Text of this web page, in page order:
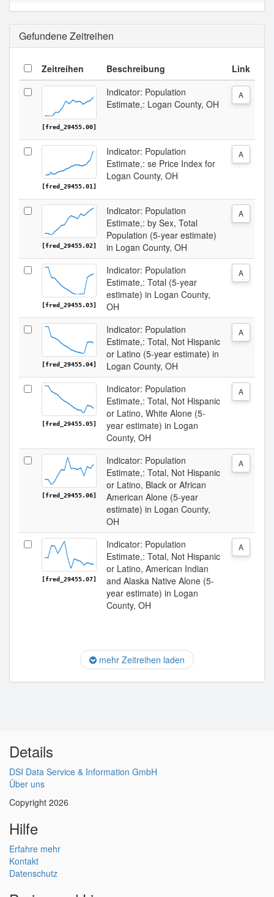
Gefundene Zeitreihen
Zeitreihen Beschreibung Link
[fred_29455.00]
Indicator: Population
Estimate,: Logan County, OH
A
[fred_29455.01]
Indicator: Population
Estimate,: se Price Index for
Logan County, OH
A
[fred_29455.02]
Indicator: Population
Estimate,: by Sex, Total
Population (5-year estimate)
in Logan County, OH
A
[fred_29455.03]
Indicator: Population
Estimate,: Total (5-year
estimate) in Logan County,
OH
A
[fred_29455.04]
Indicator: Population
Estimate,: Total, Not Hispanic
or Latino (5-year estimate) in
Logan County, OH
A
[fred_29455.05]
Indicator: Population
Estimate,: Total, Not Hispanic
or Latino, White Alone (5-
year estimate) in Logan
County, OH
A
[fred_29455.06]
Indicator: Population
Estimate,: Total, Not Hispanic
or Latino, Black or African
American Alone (5-year
estimate) in Logan County,
OH
A
[fred_29455.07]
Indicator: Population
Estimate,: Total, Not Hispanic
or Latino, American Indian
and Alaska Native Alone (5-
year estimate) in Logan
County, OH
A
mehr Zeitreihen laden
Details
DSI Data Service & Information GmbH
Über uns
Copyright 2026
Hilfe
Erfahre mehr
Kontakt
Datenschutz